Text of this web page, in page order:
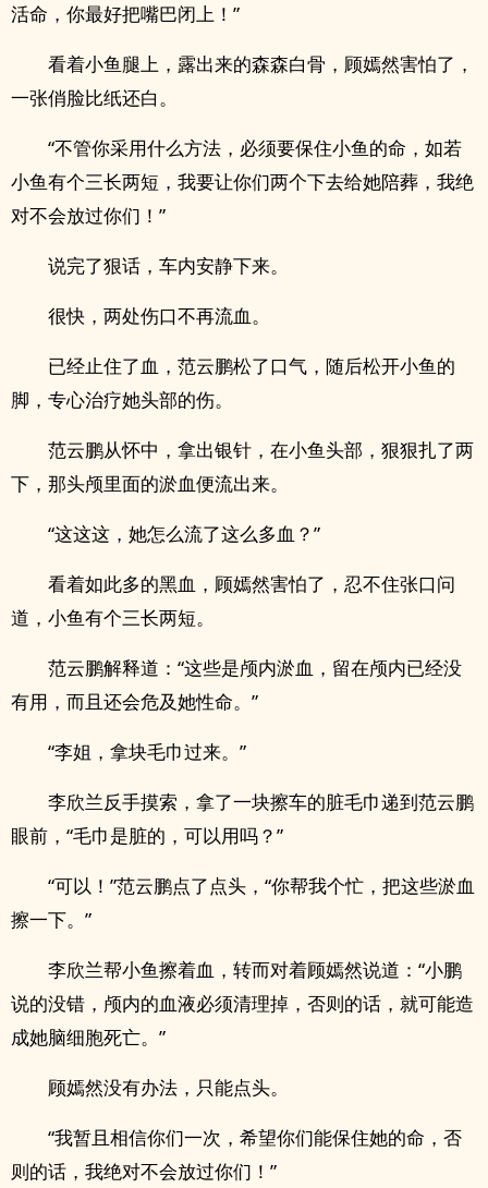
活命，你最好把嘴巴闭上！”
看着小鱼腿上，露出来的森森白骨，顾嫣然害怕了，
一张俏脸比纸还白。
“不管你采用什么方法，必须要保住小鱼的命，如若
小鱼有个三长两短，我要让你们两个下去给她陪葬，我绝
对不会放过你们！”
说完了狠话，车内安静下来。
很快，两处伤口不再流血。
已经止住了血，范云鹏松了口气，随后松开小鱼的
脚，专心治疗她头部的伤。
范云鹏从怀中，拿出银针，在小鱼头部，狠狠扎了两
下，那头颅里面的淤血便流出来。
“这这这，她怎么流了这么多血？”
看着如此多的黑血，顾嫣然害怕了，忍不住张口问
道，小鱼有个三长两短。
范云鹏解释道：“这些是颅内淤血，留在颅内已经没
有用，而且还会危及她性命。”
“李姐，拿块毛巾过来。”
李欣兰反手摸索，拿了一块擦车的脏毛巾递到范云鹏
眼前，“毛巾是脏的，可以用吗？”
“可以！”范云鹏点了点头，“你帮我个忙，把这些淤血
擦一下。”
李欣兰帮小鱼擦着血，转而对着顾嫣然说道：“小鹏
说的没错，颅内的血液必须清理掉，否则的话，就可能造
成她脑细胞死亡。”
顾嫣然没有办法，只能点头。
“我暂且相信你们一次，希望你们能保住她的命，否
则的话，我绝对不会放过你们！”